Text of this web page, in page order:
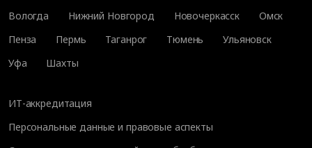
Вологда
Нижний Новгород Новочеркасск
Омск
Пенза
Пермь Таганрог Тюмень
Ульяновск
Уфа
Шахты
ИТ-аккредитация
Персональные данные и правовые аспекты